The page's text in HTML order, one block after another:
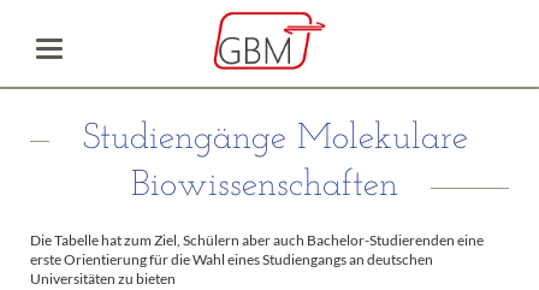
Studiengänge Molekulare
Biowissenschaften
Die Tabelle hat zum Ziel, Schülern aber auch Bachelor-Studierenden eine
erste Orientierung für die Wahl eines Studiengangs an deutschen
Universitäten zu bieten